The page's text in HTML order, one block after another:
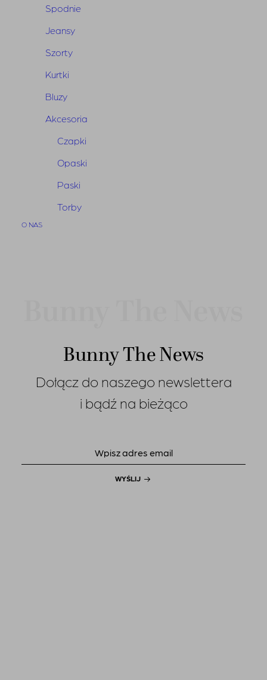
Spodnie
Jeansy
Szorty
Kurtki
Bluzy
Akcesoria
Czapki
Opaski
Paski
Torby
O NAS
Summer Sale
Sprawdź teraz
Bunny The News
Dołącz do naszego newslettera
i bądź na bieżąco
WYŚLIJ